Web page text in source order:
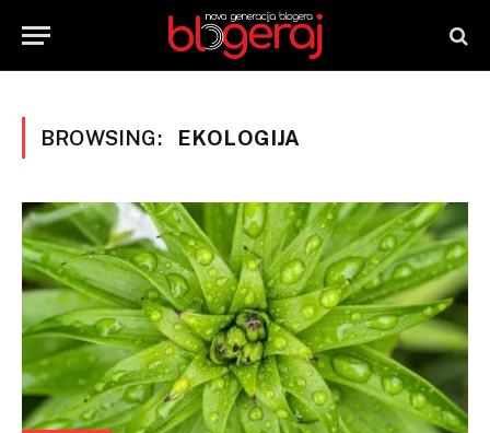
BROWSING: EKOLOGIJA